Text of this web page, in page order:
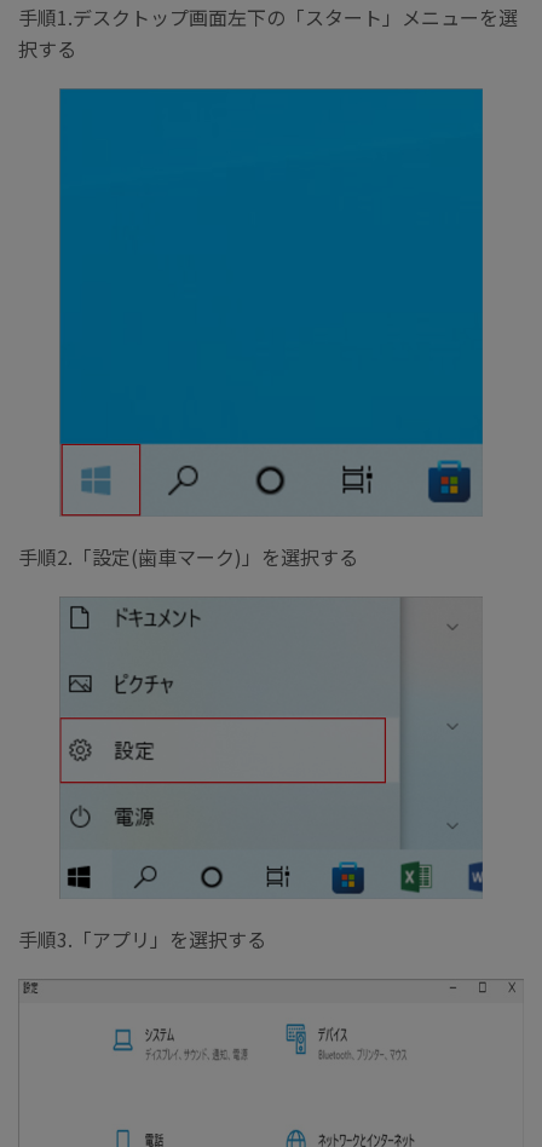
手順1.デスクトップ画面左下の「スタート」メニューを選
択する
手順2.「設定(歯車マーク)」を選択する
手順3.「アプリ」を選択する